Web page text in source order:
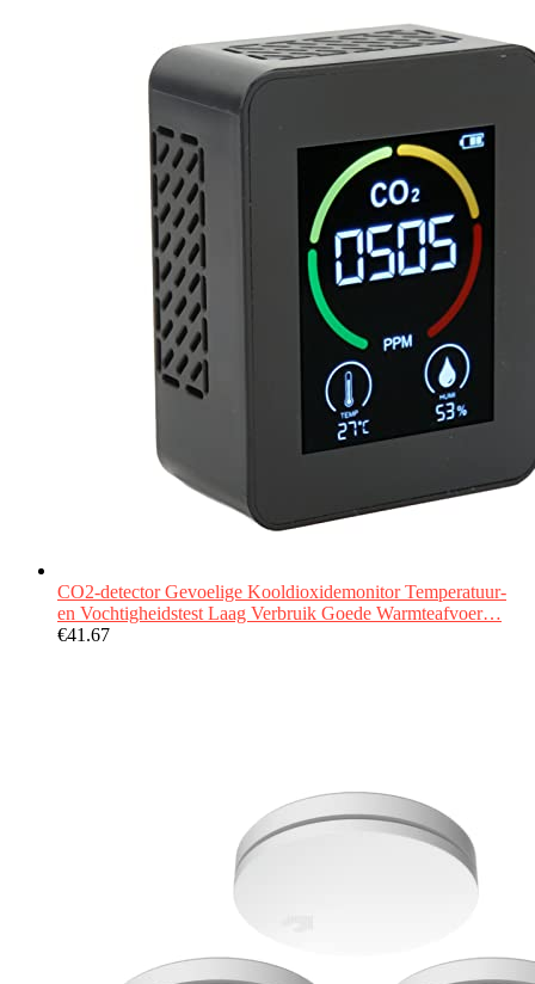
CO2-detector Gevoelige Kooldioxidemonitor Temperatuur-
en Vochtigheidstest Laag Verbruik Goede Warmteafvoer…
€41.67